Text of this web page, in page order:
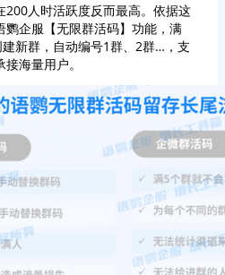
200人时活跃度反而最高。依据这
鹦企服【无限群活码】功能，满
新群，自动编号1群、2群…，支
海量用户。